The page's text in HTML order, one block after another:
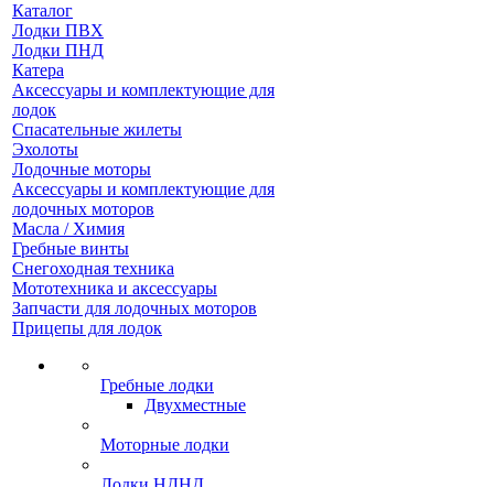
Каталог
Лодки ПВХ
Лодки ПНД
Катера
Аксессуары и комплектующие для
лодок
Спасательные жилеты
Эхолоты
Лодочные моторы
Аксессуары и комплектующие для
лодочных моторов
Масла / Химия
Гребные винты
Снегоходная техника
Мототехника и аксессуары
Запчасти для лодочных моторов
Прицепы для лодок
Гребные лодки
Двухместные
Моторные лодки